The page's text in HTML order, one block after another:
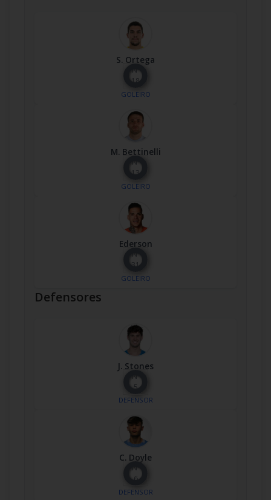
S. Ortega
Nº
18
GOLEIRO
M. Bettinelli
Nº
13
GOLEIRO
Ederson
Nº
31
GOLEIRO
Defensores
J. Stones
Nº
5
DEFENSOR
C. Doyle
Nº
6
DEFENSOR